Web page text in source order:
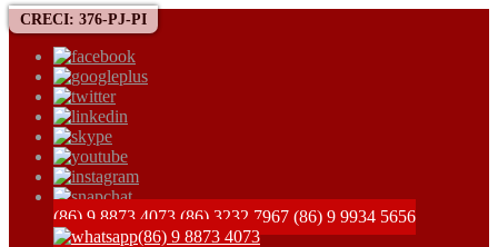
CRECI: 376-PJ-PI
(86) 9 8873 4073 (86) 3232 7967 (86) 9 9934 5656
(86) 9 8873 4073